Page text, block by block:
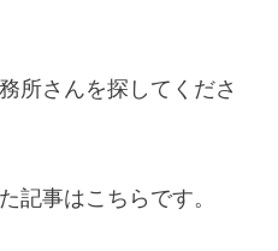
所さんを探してくださ
記事はこちらです。